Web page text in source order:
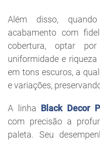
Além disso,
acabamento com
cobertura, optar
uniformidade e
em tons escuros, a
e variações,
A linha Black Decor
com precisão a
paleta. Seu